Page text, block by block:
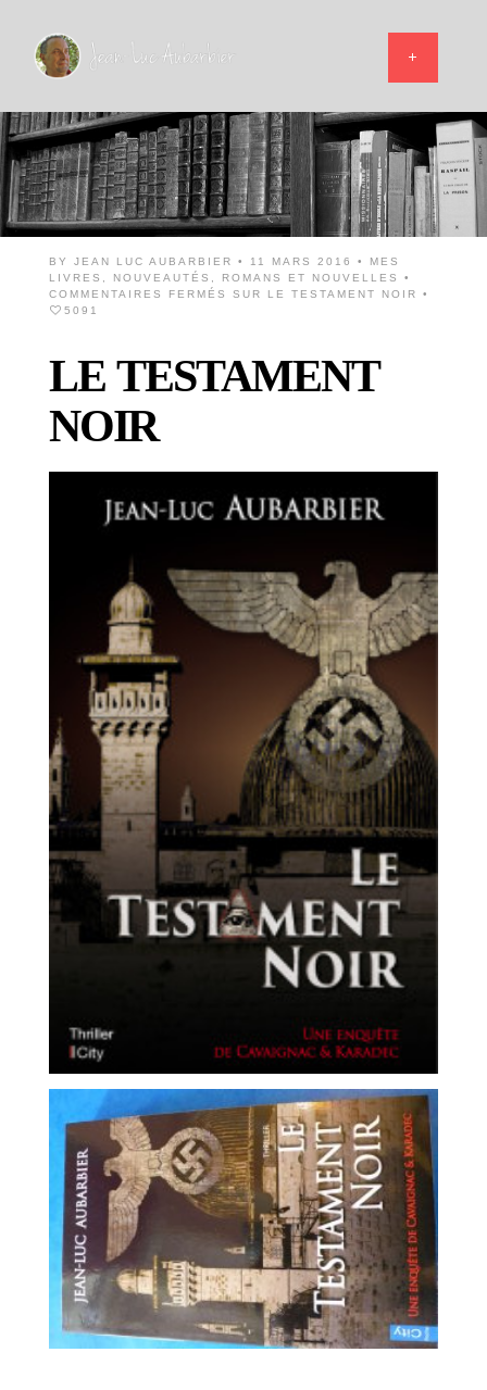
BY JEAN LUC AUBARBIER • 11 MARS 2016 •
MES
LIVRES
NOUVEAUTÉS ROMANS ET NOUVELLES
•
COMMENTAIRES FERMÉS
SUR LE TESTAMENT NOIR
•
5091
LE TESTAMENT
NOIR